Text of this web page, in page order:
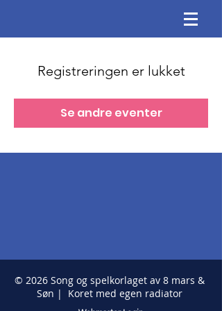
Registreringen er lukket
Se andre eventer
© 2026 Song og spelkorlaget av 8 mars &
Søn | Koret med egen radiator